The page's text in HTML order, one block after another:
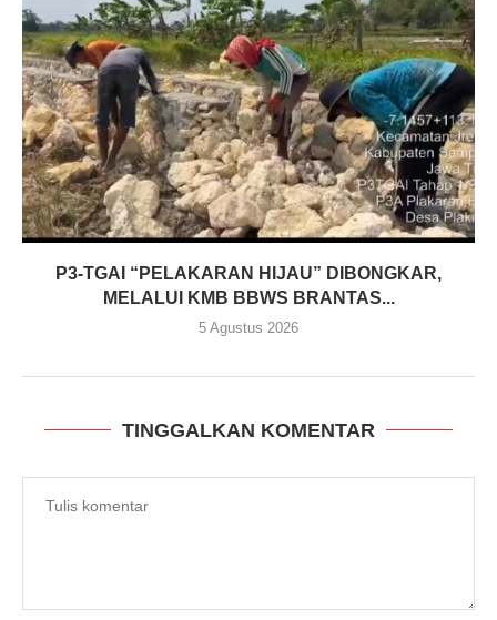
P3-TGAI “PELAKARAN HIJAU” DIBONGKAR,
MELALUI KMB BBWS BRANTAS...
5 Agustus 2026
TINGGALKAN KOMENTAR